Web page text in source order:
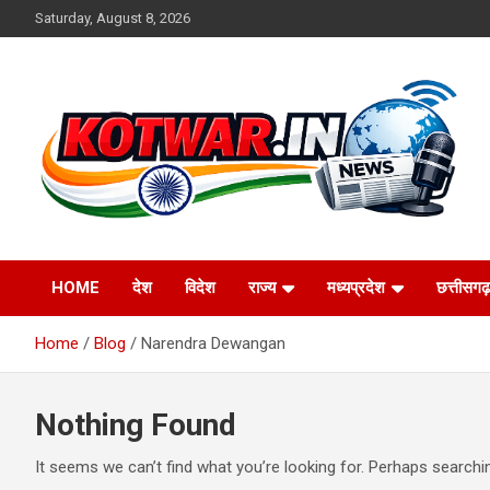
to
Saturday, August 8, 2026
kotwar.in
HOME देश विदेश राज्य मध्यप्रदेश छत्तीसगढ़
Home Blog Narendra Dewangan
Nothing Found
It seems we can’t find what you’re looking for. Perhaps